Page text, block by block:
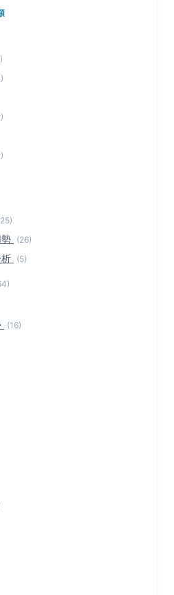
(26)
(5)
(16)